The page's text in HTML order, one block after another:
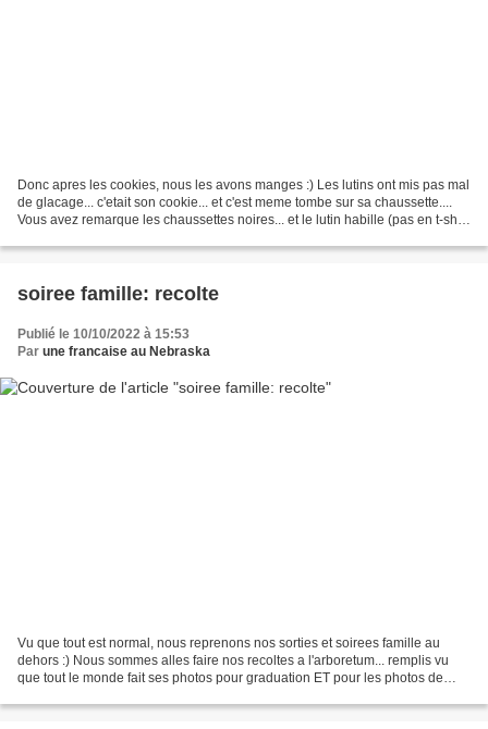
Donc apres les cookies, nous les avons manges :) Les lutins ont mis pas mal
de glacage... c'etait son cookie... et c'est meme tombe sur sa chaussette....
Vous avez remarque les chaussettes noires... et le lutin habille (pas en t-shirt
soiree famille: recolte
Publié le 10/10/2022 à 15:53
Par une francaise au Nebraska
Vu que tout est normal, nous reprenons nos sorties et soirees famille au
dehors :) Nous sommes alles faire nos recoltes a l'arboretum... remplis vu
que tout le monde fait ses photos pour graduation ET pour les photos de